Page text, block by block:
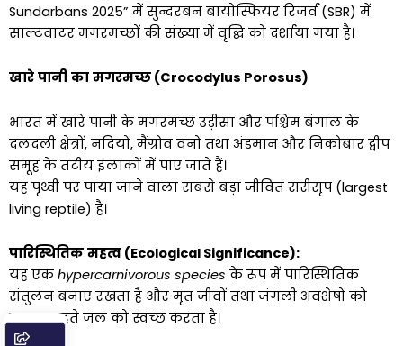
Sundarbans 2025” में सुन्दरबन बायोस्फियर रिजर्व (SBR) में
साल्टवाटर मगरमच्छों की संख्या में वृद्धि को दर्शाया गया है।
खारे पानी का मगरमच्छ (Crocodylus Porosus)
भारत में खारे पानी के मगरमच्छ उड़ीसा और पश्चिम बंगाल के
दलदली क्षेत्रों, नदियों, मैंग्रोव वनों तथा अंडमान और निकोबार द्वीप
समूह के तटीय इलाकों में पाए जाते हैं।
यह पृथ्वी पर पाया जाने वाला सबसे बड़ा जीवित सरीसृप (largest
living reptile) है।
पारिस्थितिक महत्व (Ecological Significance):
यह एक hypercarnivorous species के रूप में पारिस्थितिक
संतुलन बनाए रखता है और मृत जीवों तथा जंगली अवशेषों को
खाकर बहते जल को स्वच्छ करता है।